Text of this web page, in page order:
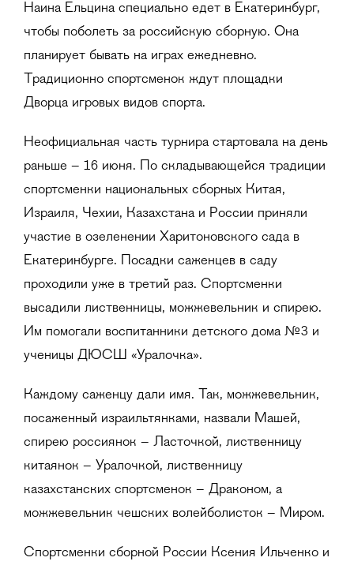
Наина Ельцина специально едет в Екатеринбург,
чтобы поболеть за российскую сборную. Она
планирует бывать на играх ежедневно.
Традиционно спортсменок ждут площадки
Дворца игровых видов спорта.
Неофициальная часть турнира стартовала на день
раньше – 16 июня. По складывающейся традиции
спортсменки национальных сборных Китая,
Израиля, Чехии, Казахстана и России приняли
участие в озеленении Харитоновского сада в
Екатеринбурге. Посадки саженцев в саду
проходили уже в третий раз. Спортсменки
высадили лиственницы, можжевельник и спирею.
Им помогали воспитанники детского дома №3 и
ученицы ДЮСШ «Уралочка».
Каждому саженцу дали имя. Так, можжевельник,
посаженный израильтянками, назвали Машей,
спирею россиянок – Ласточкой, лиственницу
китаянок – Уралочкой, лиственницу
казахстанских спортсменок – Драконом, а
можжевельник чешских волейболисток – Миром.
Спортсменки сборной России Ксения Ильченко и